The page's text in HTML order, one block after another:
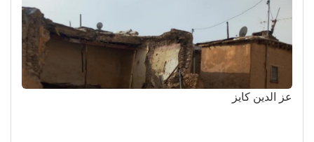
عز الدين كايز